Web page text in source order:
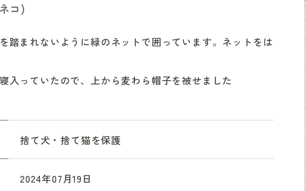
コ)
踏まれないように緑のネットで囲っています。ネットをは
入っていたので、上から麦わら帽子を被せました
捨て犬・捨て猫を保護
2024年07月19日